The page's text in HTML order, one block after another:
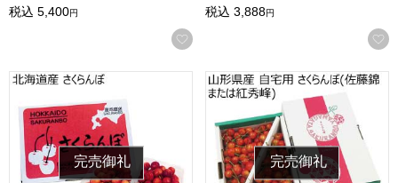
税込 5,400円
お気に入りに登録する
税込 3,888円
北海道産 さくらんぼ(お届け期間：6/25〜7/20)【夏の贈りも
完売御礼
山形県産 自宅用 さくらんぼ(
完売御礼